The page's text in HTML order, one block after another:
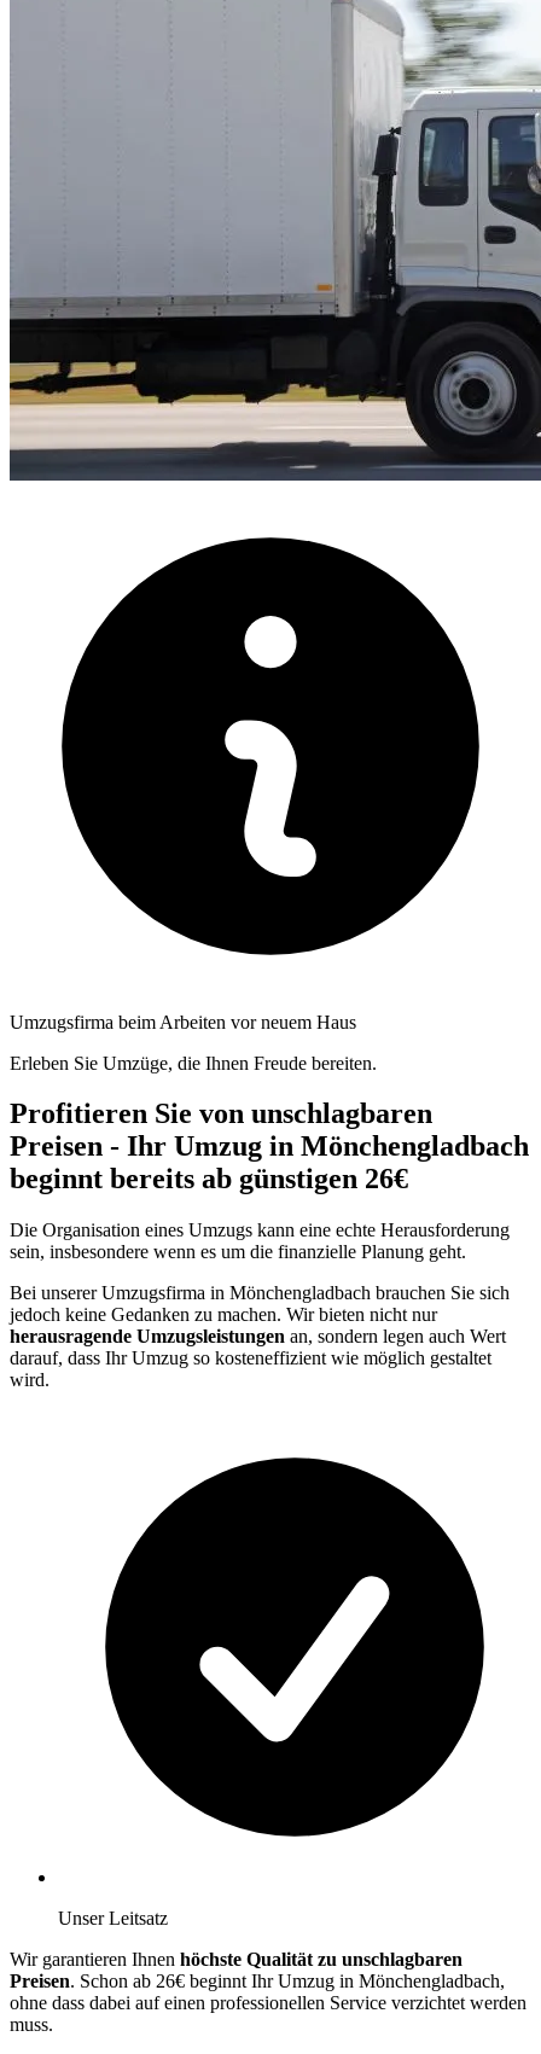
Umzugsfirma beim Arbeiten vor neuem Haus
Erleben Sie Umzüge, die Ihnen Freude bereiten.
Profitieren Sie von unschlagbaren
Preisen - Ihr Umzug in Mönchengladbach
beginnt bereits ab günstigen 26€
Die Organisation eines Umzugs kann eine echte Herausforderung
sein, insbesondere wenn es um die finanzielle Planung geht.
Bei unserer Umzugsfirma in Mönchengladbach brauchen Sie sich
jedoch keine Gedanken zu machen. Wir bieten nicht nur
herausragende Umzugsleistungen an, sondern legen auch Wert
darauf, dass Ihr Umzug so kosteneffizient wie möglich gestaltet
wird.
Unser Leitsatz
Wir garantieren Ihnen höchste Qualität zu unschlagbaren
Preisen. Schon ab 26€ beginnt Ihr Umzug in Mönchengladbach,
ohne dass dabei auf einen professionellen Service verzichtet werden
muss.